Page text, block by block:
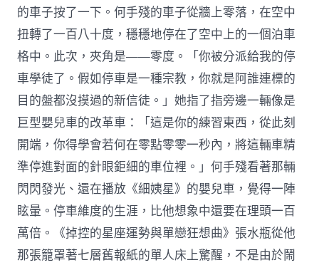
的車子按了一下。何手殘的車子從牆上零落，在空中
扭轉了一百八十度，穩穩地停在了空中上的一個泊車
格中。此次，夾角是——零度。「你被分派給我的停
車學徒了。假如停車是一種宗教，你就是阿誰連標的
目的盤都沒摸過的新信徒。」她指了指旁邊一輛像是
巨型嬰兒車的改革車：「這是你的練習東西，從此刻
開端，你得學會若何在零點零零一秒內，將這輛車精
準停進對面的針眼鉅細的車位裡。」何手殘看著那輛
閃閃發光、還在播放《細姨星》的嬰兒車，覺得一陣
眩暈。停車維度的生涯，比他想象中還要在理頭一百
萬倍。《掉控的星座運勢與單戀狂想曲》張水瓶從他
那張籠罩著七層舊報紙的單人床上驚醒，不是由於鬧